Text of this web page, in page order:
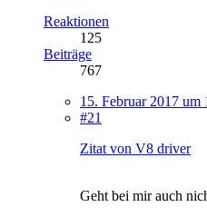
Reaktionen
125
Beiträge
767
15. Februar 2017 um
#21
Zitat von V8 driver
Geht bei mir auch